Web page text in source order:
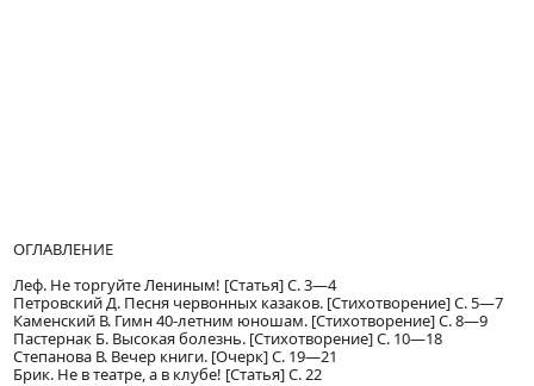
ОГЛАВЛЕНИЕ
Леф. Не торгуйте Лениным! [Статья] С. 3—4
Петровский Д. Песня червонных казаков. [Стихотворение] С. 5—7
Каменский В. Гимн 40-летним юношам. [Стихотворение] С. 8—9
Пастернак Б. Высокая болезнь. [Стихотворение] С. 10—18
Степанова В. Вечер книги. [Очерк] С. 19—21
Брик. Не в театре, а в клубе! [Статья] С. 22